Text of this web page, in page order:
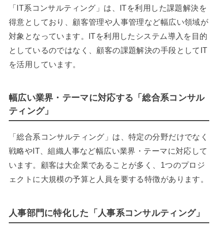
「IT系コンサルティング」は、ITを利用した課題解決を
得意としており、顧客管理や人事管理など幅広い領域が
対象となっています。ITを利用したシステム導入を目的
としているのではなく、顧客の課題解決の手段としてIT
を活用しています。
幅広い業界・テーマに対応する「総合系コンサル
ティング」
「総合系コンサルティング」は、特定の分野だけでなく
戦略やIT、組織人事など幅広い業界・テーマに対応して
います。顧客は大企業であることが多く、1つのプロジ
ェクトに大規模の予算と人員を要する特徴があります。
人事部門に特化した「人事系コンサルティング」